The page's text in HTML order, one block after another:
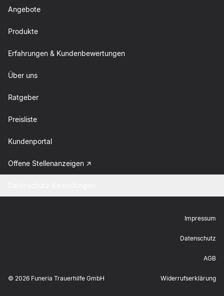
Angebote
Produkte
Erfahrungen & Kundenbewertungen
Über uns
Ratgeber
Preisliste
Kundenportal
Offene Stellenanzeigen
© 2026 Funeria Trauerhilfe GmbH
Impressum
Datenschutz
AGB
Widerrufserklärung